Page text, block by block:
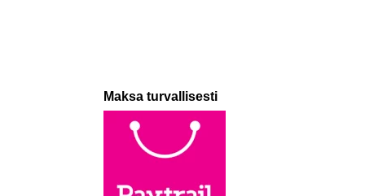
Maksa turvallisesti